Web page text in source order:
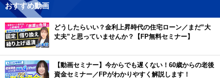
おすすめ動画
どうしたらいい？金利上昇時代の住宅ローン／まだ”大
丈夫”と思っていませんか？【FP無料セミナー】
【動画セミナー】今からでも遅くない！60歳からの老後
資金セミナー／FPがわかりやすく解説します！